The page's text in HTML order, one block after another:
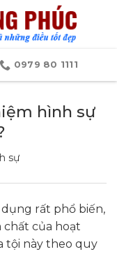
0979 80 1111
hình sự
sự
dụng rất phổ biến,
của hoạt
tội này theo quy